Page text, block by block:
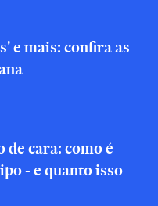
e mais: confira as
de cara: como é
- e quanto isso